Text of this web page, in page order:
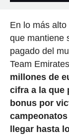
En lo más
que mantiene
pagado del
Team
millones de
cifra a la que
bonus por
llegar hasta